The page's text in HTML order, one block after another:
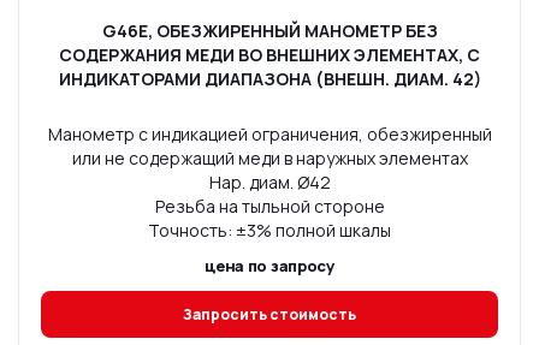
G46E, ОБЕЗЖИРЕННЫЙ МАНОМЕТР БЕЗ
СОДЕРЖАНИЯ МЕДИ ВО ВНЕШНИХ ЭЛЕМЕНТАХ, С
ИНДИКАТОРАМИ ДИАПАЗОНА (ВНЕШН. ДИАМ. 42)
Манометр с индикацией ограничения, обезжиренный
или не содержащий меди в наружных элементах
Нар. диам. Ø42
Резьба на тыльной стороне
Точность: ±3% полной шкалы
цена по запросу
Запросить стоимость